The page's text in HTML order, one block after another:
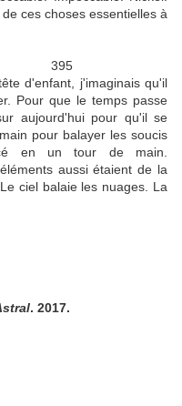
ces choses essentielles à
d'enfant, j'imaginais qu'il
Pour que le temps passe
aujourd'hui pour qu'il se
pour balayer les soucis
en un tour de main.
aussi étaient de la
ciel balaie les nuages. La
. 2017.